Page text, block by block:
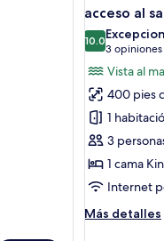
size,
al
océano
(Kukahi)
todas
las
fotos
de
Club,
cama
King
size
y
acceso al
10.010.0 de 10
3 opiniones
(3
Vista al
400 pies
1
3
1 cama
Internet
Más detalles
Más